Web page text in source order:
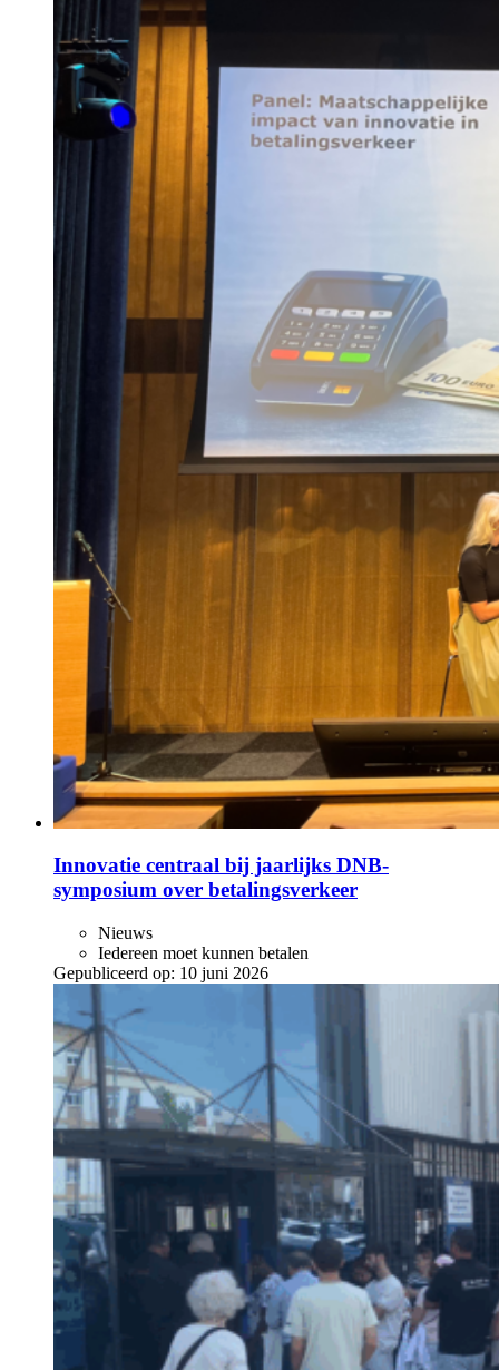
Innovatie centraal bij jaarlijks DNB-
symposium over betalingsverkeer
Nieuws
Iedereen moet kunnen betalen
Gepubliceerd op: 10 juni 2026